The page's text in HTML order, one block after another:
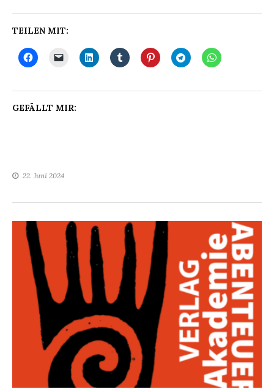
TEILEN MIT:
GEFÄLLT MIR:
22. Juni 2024